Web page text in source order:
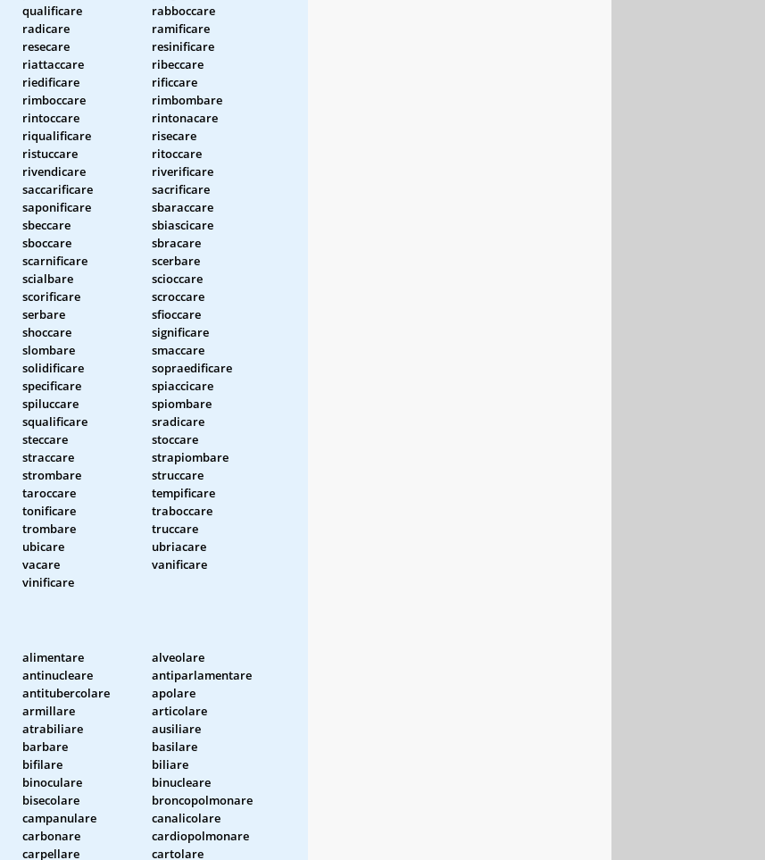
qualificare
rabboccare
radicare
ramificare
resecare
resinificare
riattaccare
ribeccare
riedificare
rificcare
rimboccare
rimbombare
rintoccare
rintonacare
riqualificare
risecare
ristuccare
ritoccare
rivendicare
riverificare
saccarificare
sacrificare
saponificare
sbaraccare
sbeccare
sbiascicare
sboccare
sbracare
scarnificare
scerbare
scialbare
scioccare
scorificare
scroccare
serbare
sfioccare
shoccare
significare
slombare
smaccare
solidificare
sopraedificare
specificare
spiaccicare
spiluccare
spiombare
squalificare
sradicare
steccare
stoccare
straccare
strapiombare
strombare
struccare
taroccare
tempificare
tonificare
traboccare
trombare
truccare
ubicare
ubriacare
vacare
vanificare
vinificare
alimentare
alveolare
antinucleare
antiparlamentare
antitubercolare
apolare
armillare
articolare
atrabiliare
ausiliare
barbare
basilare
bifilare
biliare
binoculare
binucleare
bisecolare
broncopolmonare
campanulare
canalicolare
carbonare
cardiopolmonare
carpellare
cartolare